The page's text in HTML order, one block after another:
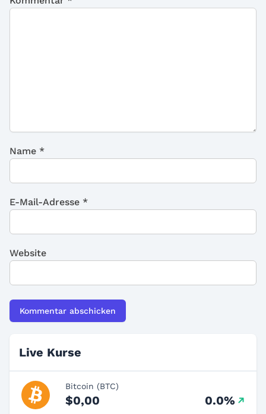
Name *
E-Mail-Adresse *
Website
Live Kurse
Bitcoin (BTC)
$0,00 0.0%